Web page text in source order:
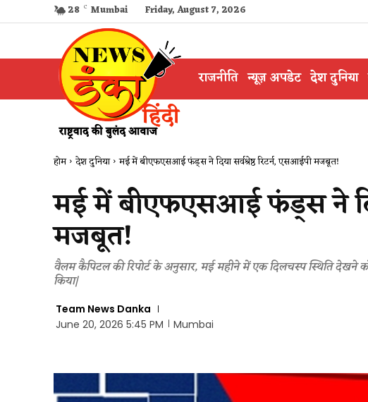
28 C Mumbai Friday, August 7, 2026
राजनीति न्यूज़ अपडेट देश दुनिया
होम देश दुनिया मई में बीएफएसआई फंड्स ने दिया सर्वश्रेष्ठ रिटर्न, एसआईपी मजबूत!
मई में बीएफएसआई फंड्स ने
मजबूत!
वैलम कैपिटल की रिपोर्ट के अनुसार, मई महीने में एक दिलचस्प स्थिति देखने
किया|
Team News Danka
June 20, 2026 5:45 PM
Mumbai